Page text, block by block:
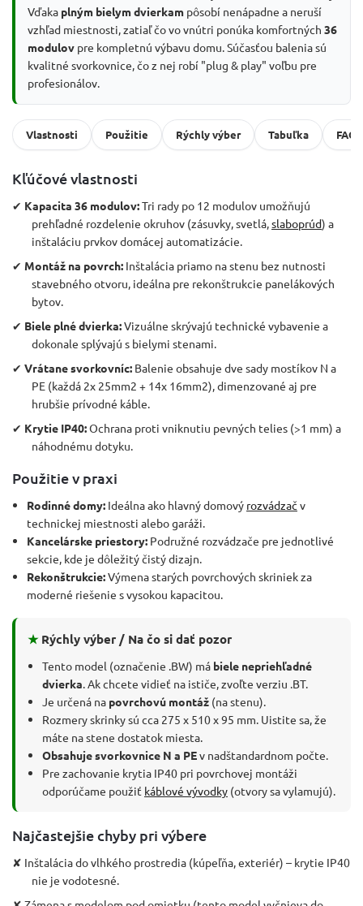
Vďaka plným bielym dvierkam pôsobí nenápadne a neruší
vzhľad miestnosti, zatiaľ čo vo vnútri ponúka komfortných 36
modulov pre kompletnú výbavu domu. Súčasťou balenia sú
kvalitné svorkovnice, čo z nej robí "plug & play" voľbu pre
profesionálov.
Vlastnosti Použitie Rýchly výber Tabuľka FAQ
Kľúčové vlastnosti
✔ Kapacita 36 modulov:Tri rady po 12 modulov umožňujú
prehľadné rozdelenie okruhov (zásuvky, svetlá, slaboprúd) a
inštaláciu prvkov domácej automatizácie.
✔ Montáž na povrch: Inštalácia priamo na stenu bez nutnosti
stavebného otvoru, ideálna pre rekonštrukcie panelákových
bytov.
✔ Biele plné dvierka:Vizuálne skrývajú technické vybavenie a
dokonale splývajú s bielymi stenami.
✔ Vrátane svorkovníc: Balenie obsahuje dve sady mostíkov N a
PE (každá 2x 25mm2 + 14x 16mm2), dimenzované aj pre
hrubšie prívodné káble.
✔ Krytie IP40:Ochrana proti vniknutiu pevných telies (>1 mm) a
náhodnému dotyku.
Použitie v praxi
Rodinné domy: Ideálna ako hlavný domový rozvádzač v
technickej miestnosti alebo garáži.
Kancelárske priestory: Podružné rozvádzače pre jednotlivé
sekcie, kde je dôležitý čistý dizajn.
Rekonštrukcie:Výmena starých povrchových skriniek za
moderné riešenie s vysokou kapacitou.
★Rýchly výber / Na čo si dať pozor
Tento model (označenie .BW) má biele nepriehľadné
dvierka . Ak chcete vidieť na ističe, zvoľte verziu .BT.
Je určená na povrchovú montáž (na stenu).
Rozmery skrinky sú cca 275 x 510 x 95 mm. Uistite sa, že
máte na stene dostatok miesta.
Obsahuje svorkovnice N a PEv nadštandardnom počte.
Pre zachovanie krytia IP40 pri povrchovej montáži
odporúčame použiť káblové vývodky (otvory sa vylamujú).
Najčastejšie chyby pri výbere
✘ Inštalácia do vlhkého prostredia (kúpeľňa, exteriér) – krytie IP40
nie je vodotesné.